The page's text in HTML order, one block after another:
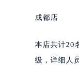
成都店
本店共计20
级，详细人